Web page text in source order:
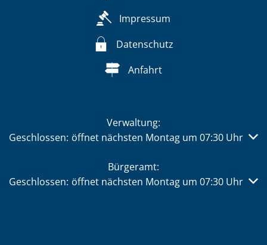
Impressum
Datenschutz
Anfahrt
Verwaltung:
Klicken, um weitere Öffnungs- oder Schließzeiten
Geschlossen: öffnet nächsten Montag um 07:30 Uhr
Bürgeramt:
Klicken, um weitere Öffnungs- oder Schließzeiten
Geschlossen: öffnet nächsten Montag um 07:30 Uhr